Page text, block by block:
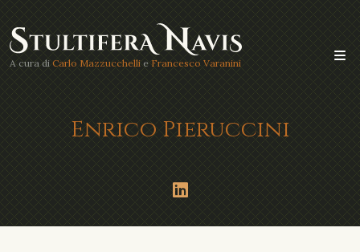
A cura di Carlo Mazzucchelli e Francesco Varanini
Enrico Pieruccini